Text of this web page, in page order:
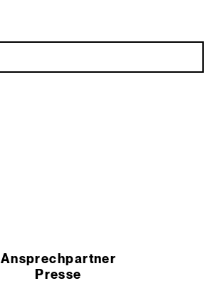
Ansprechpartner
Presse